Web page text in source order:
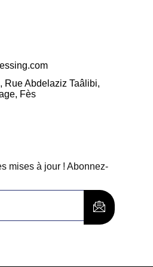
Rue Abdelaziz Taâlibi,
Fès
mises à jour ! Abonnez-